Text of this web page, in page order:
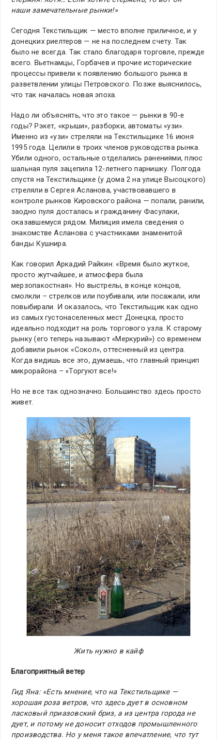
наши замечательные рынки!»
Сегодня Текстильщик — место вполне приличное, и у
донецких риелтеров — не на последнем счету. Так
было не всегда. Так стало благодаря торговле, прежде
всего. Вьетнамцы, Горбачев и прочие исторические
процессы привели к появлению большого рынка в
разветвлении улицы Петровского. Позже выяснилось,
что так началась новая эпоха.
Надо ли объяснять, что это такое — рынки в 90-е
годы? Рэкет, «крыши», разборки, автоматы «узи».
Именно из «узи» стреляли на Текстильщике 16 июня
1995 года. Целили в троих членов руководства рынка.
Убили одного, остальные отделались ранениями, плюс
шальная пуля зацепила 12-летнего парнишку. Полгода
спустя на Текстильщике (у дома 2 на улице Высоцкого)
стреляли в Сергея Асланова, участвовавшего в
контроле рынков Кировского района — попали, ранили,
заодно пуля досталась и гражданину Фасулаки,
оказавшемуся рядом. Милиция имела сведения о
знакомстве Асланова с участниками знаменитой
банды Кушнира.
Как говорил Аркадий Райкин: «Время было жуткое,
просто жутчайшее, и атмосфера была
мерзопакостная». Но выстрелы, в конце концов,
смолкли – стрелков или поубивали, или посажали, или
повыбирали. И оказалось, что Текстильщик как одно
из самых густонаселенных мест Донецка, просто
идеально подходит на роль торгового узла. К старому
рынку (его теперь называют «Меркурий») со временем
добавили рынок «Сокол», оттесненный из центра.
Когда видишь все это, думаешь, что главный принцип
микрорайона – «Торгуют все!»
Но не все так однозначно. Большинство здесь просто
живет.
Жить нужно в кайф
Благоприятный ветер
Гид Яна: «Есть мнение, что на Текстильщике —
хорошая роза ветров, что здесь дует в основном
ласковый приазовский бриз, а из центра города не
дует, и потому не доносит отходов промышленного
производства. Но у меня такое впечатление, что тут